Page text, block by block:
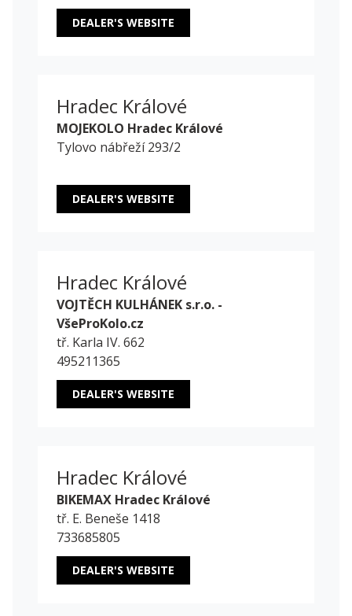
DEALER'S WEBSITE
Hradec Králové
MOJEKOLO Hradec Králové
Tylovo nábřeží 293/2
DEALER'S WEBSITE
Hradec Králové
VOJTĚCH KULHÁNEK s.r.o. -
VšeProKolo.cz
tř. Karla IV. 662
495211365
DEALER'S WEBSITE
Hradec Králové
BIKEMAX Hradec Králové
tř. E. Beneše 1418
733685805
DEALER'S WEBSITE